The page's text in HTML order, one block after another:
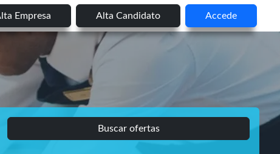
Empresa Alta Candidato Accede
Buscar ofertas